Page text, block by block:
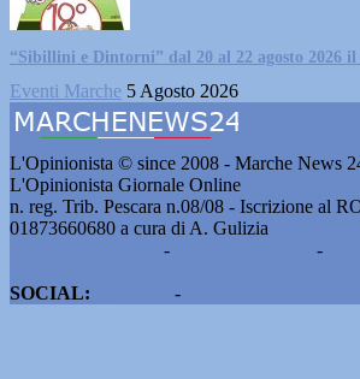
“Sibillini e Dintorni” dal 20 al 22 agosto 2026
Eventi Marche 5 Agosto 2026
L'Opinionista © since 2008 - Marche News
L'Opinionista Giornale Online
n. reg. Trib. Pescara n.08/08 - Iscrizione al
01873660680 a cura di A. Gulizia
- -
SOCIAL:
-